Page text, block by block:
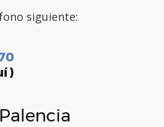
siguiente:
)